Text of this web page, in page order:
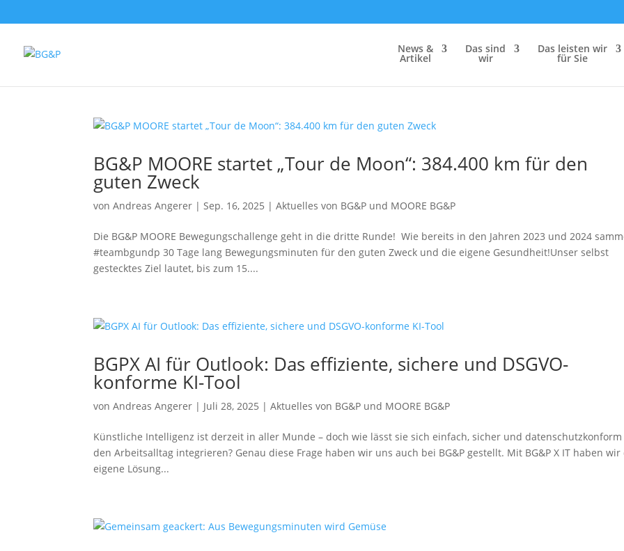
News &
Artikel
Das sind
wir
Das leis­ten wir
für Sie
BG&P MOORE star­tet „Tour de Moon“: 384.400 km für den
guten Zweck
vonAndreas Angerer |Sep. 16, 2025 |Aktuelles von BG&P und MOORE BG&P
Die BG&P MOORE Bewegungschallenge geht in die drit­te Runde! Wie bereits in den Jahren 2023 und 2024
#team­bgundp 30 Tage lang Bewegungsminuten für den guten Zweck und die eige­ne Gesundheit!Unser selbst
gesteck­tes Ziel lau­tet, bis zum 15....
BGPX AI für Outlook: Das effi­zi­en­te, siche­re und DSGVO-
konforme KI-Tool
vonAndreas Angerer | Juli 28, 2025 |Aktuelles von BG&P und MOORE BG&P
Künstliche Intelligenz ist der­zeit in aller Munde – doch wie lässt sie sich ein­fach, sicher und
den Arbeitsalltag inte­grie­ren? Genau die­se Frage haben wir uns auch bei BG&P gestellt. Mit BG&P X IT haben wir
eige­ne Lösung...